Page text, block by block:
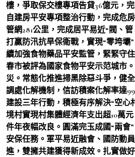
樓，爭取保交樓專項告貸36億元，
自建房平安專項整治行動，完成危
管網281公里，完成居平易近“閥、
打贏防汛抗旱保衛戰，實現“零垮壩
續加強食物藥品平安監管，緊緊守
春市被評為國家食物平安示范城市
災。常態化推進掃黑除惡斗爭，健
調處化解機制，信訪積案化解率達
建設三年行動，積極有序解決“空心
境村實現村集體經濟年支出超10萬
件年夜幅改良。圓滿完玉成國“兩會
安保任務。軍平易近融會、國防動
進，雙擁共建獲得新成效。扎實做